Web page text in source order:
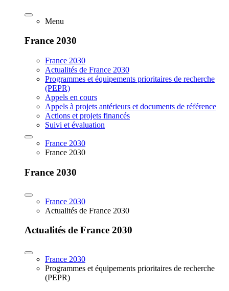
Menu
France 2030
France 2030
Actualités de France 2030
Programmes et équipements prioritaires de recherche
(PEPR)
Appels en cours
Appels à projets antérieurs et documents de référence
Actions et projets financés
Suivi et évaluation
France 2030
France 2030
France 2030
France 2030
Actualités de France 2030
Actualités de France 2030
France 2030
Programmes et équipements prioritaires de recherche
(PEPR)